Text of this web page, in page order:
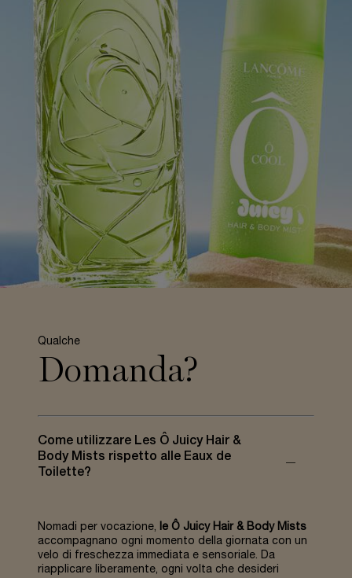
Qualche
Domanda?
Come utilizzare Les Ô Juicy Hair &
Body Mists rispetto alle Eaux de
Toilette?
Nomadi per vocazione,
le Ô Juicy Hair & Body Mists
accompagnano ogni momento della giornata con un
velo di freschezza immediata e sensoriale. Da
riapplicare liberamente, ogni volta che desideri